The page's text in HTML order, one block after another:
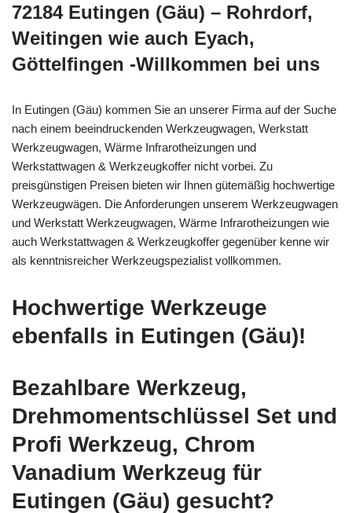
72184 Eutingen (Gäu) – Rohrdorf,
Weitingen wie auch Eyach,
Göttelfingen -Willkommen bei uns
In Eutingen (Gäu) kommen Sie an unserer Firma auf der Suche
nach einem beeindruckenden Werkzeugwagen, Werkstatt
Werkzeugwagen, Wärme Infrarotheizungen und
Werkstattwagen & Werkzeugkoffer nicht vorbei. Zu
preisgünstigen Preisen bieten wir Ihnen gütemäßig hochwertige
Werkzeugwägen. Die Anforderungen unserem Werkzeugwagen
und Werkstatt Werkzeugwagen, Wärme Infrarotheizungen wie
auch Werkstattwagen & Werkzeugkoffer gegenüber kenne wir
als kenntnisreicher Werkzeugspezialist vollkommen.
Hochwertige Werkzeuge
ebenfalls in Eutingen (Gäu)!
Bezahlbare Werkzeug,
Drehmomentschlüssel Set und
Profi Werkzeug, Chrom
Vanadium Werkzeug für
Eutingen (Gäu) gesucht?